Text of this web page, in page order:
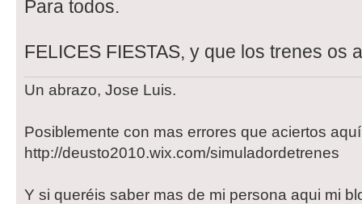
Para todos.
FELICES FIESTAS, y que los trenes os
Un abrazo, Jose Luis.
Posiblemente con mas errores que aciertos
http://deusto2010.wix.com/simuladordetrenes
Y si queréis saber mas de mi persona aqui mi